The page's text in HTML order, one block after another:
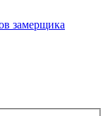
замерщика